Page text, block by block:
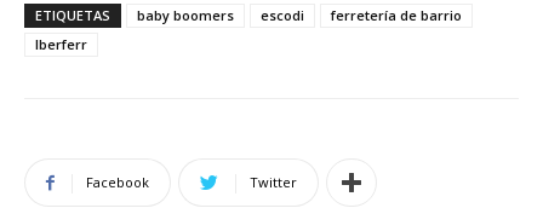
ETIQUETAS baby boomers escodi
ferretería de barrio
Iberferr
Facebook Twitter